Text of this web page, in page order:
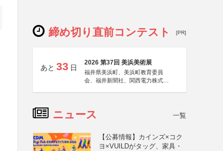
締め切り直前コンテスト [PR]
あと 33 日
2026 第37回 美浜美術展
福井県美浜町、美浜町教育委員
会、福井新聞社、関西電力株式会
ニュース 一覧
【公募情報】カインズ×コク
ヨ×VUILDがタッグ、家具・